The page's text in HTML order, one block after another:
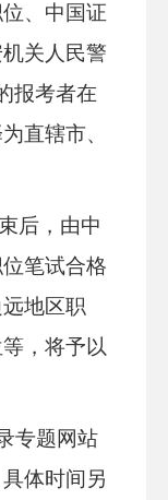
、中国证
关人民警
报考者在
直辖市、
后，由中
笔试合格
地区职
，将予以
专题网站
体时间另